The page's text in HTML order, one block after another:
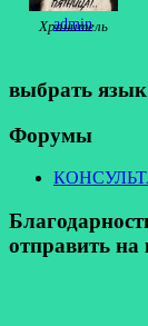
admin
Хранитель
выбрать язык
Форумы
отправить на